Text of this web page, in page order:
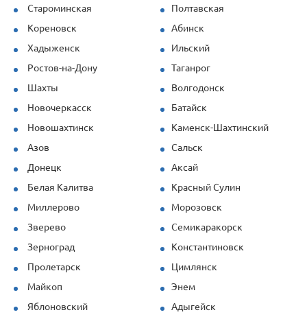
Староминская
Полтавская
Кореновск
Абинск
Хадыженск
Ильский
Ростов-на-Дону
Таганрог
Шахты
Волгодонск
Новочеркасск
Батайск
Новошахтинск
Каменск-Шахтинский
Азов
Сальск
Донецк
Аксай
Белая Калитва
Красный Сулин
Миллерово
Морозовск
Зверево
Семикаракорск
Зерноград
Константиновск
Пролетарск
Цимлянск
Майкоп
Энем
Яблоновский
Адыгейск